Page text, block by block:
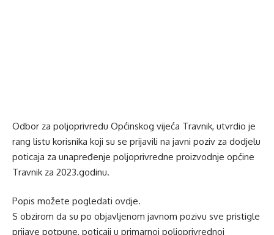
Odbor za poljoprivredu Općinskog vijeća Travnik, utvrdio je
rang listu korisnika koji su se prijavili na javni poziv za dodjelu
poticaja za unapređenje poljoprivredne proizvodnje općine
Travnik za 2023.godinu.
Popis možete pogledati ovdje.
S obzirom da su po objavljenom javnom pozivu sve pristigle
prijave potpune, poticaji u primarnoj poljoprivrednoj